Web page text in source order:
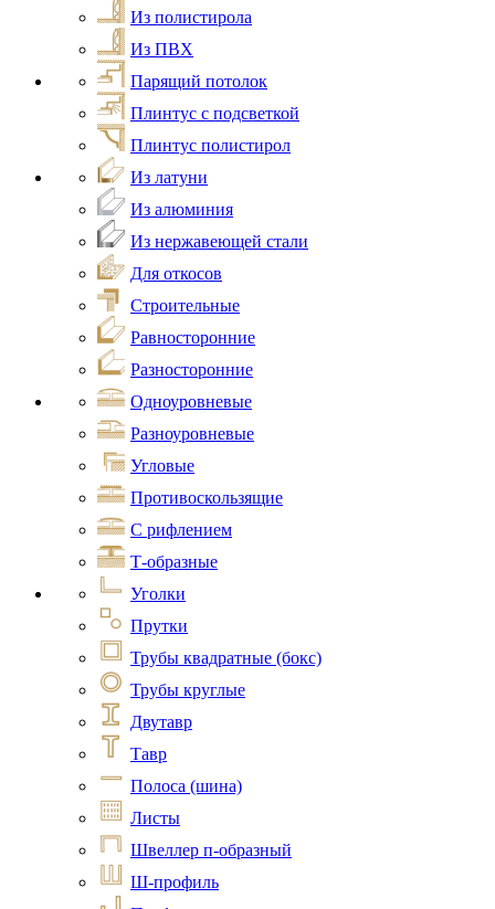
Из полистирола
Из ПВХ
Парящий потолок
Плинтус с подсветкой
Плинтус полистирол
Из латуни
Из алюминия
Из нержавеющей стали
Для откосов
Строительные
Равносторонние
Разносторонние
Одноуровневые
Разноуровневые
Угловые
Противоскользящие
С рифлением
Т-образные
Уголки
Прутки
Трубы квадратные (бокс)
Трубы круглые
Двутавр
Тавр
Полоса (шина)
Листы
Швеллер п-образный
Ш-профиль